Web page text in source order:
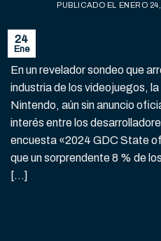
PUBLICADO EL ENERO
24
Ene
En un revelador sondeo que
industria de los videojuegos,
Nintendo, aún sin anuncio
interés entre los
encuesta «2024 GDC State
que un sorprendente 8 % de
[…]